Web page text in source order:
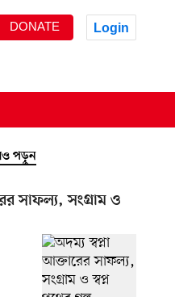
DONATE Login
পড়ুন
সাফল্য, সংগ্রাম ও